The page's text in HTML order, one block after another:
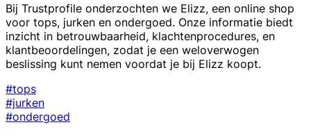
Bij Trustprofile onderzochten we Elizz, een online shop
voor tops, jurken en ondergoed. Onze informatie biedt
inzicht in betrouwbaarheid, klachtenprocedures, en
klantbeoordelingen, zodat je een weloverwogen
beslissing kunt nemen voordat je bij Elizz koopt.
#tops
#jurken
#ondergoed